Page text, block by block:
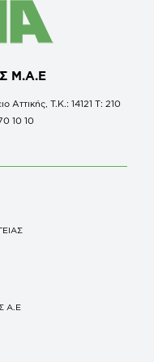
Μ.Α.Ε
Αττικής, Τ.Κ.: 14121 Τ: 210
10 10
A.E